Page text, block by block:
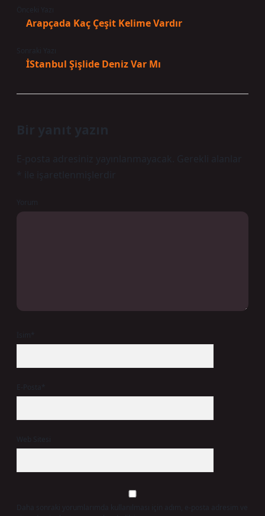
Arapçada Kaç Çeşit Kelime Vardır
İStanbul Şişlide Deniz Var Mı
Bir yanıt yazın
E-posta adresiniz yayınlanmayacak.
Gerekli alanlar
ile işaretlenmişlerdir
Daha sonraki yorumlarımda kullanılması için adım, e-posta adresim ve